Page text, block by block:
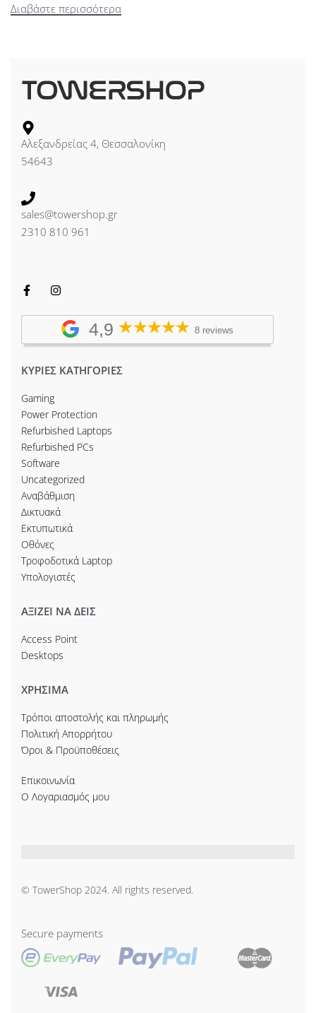
Διαβάστε περισσότερα
Αλεξανδρείας 4, Θεσσαλονίκη
54643
sales@towershop.gr
2310 810 961
4,9 8 reviews
ΚΥΡΙΕΣ ΚΑΤΗΓΟΡΙΕΣ
Gaming
Power Protection
Refurbished Laptops
Refurbished PCs
Software
Uncategorized
Αναβάθμιση
Δικτυακά
Εκτυπωτικά
Οθόνες
Τροφοδοτικά Laptop
Υπολογιστές
ΑΞΙΖΕΙ ΝΑ ΔΕΙΣ
Access Point
Desktops
ΧΡΗΣΙΜΑ
Τρόποι αποστολής και πληρωμής
Πολιτική Απορρήτου
Όροι & Προϋποθέσεις
Επικοινωνία
Ο Λογαριασμός μου
© TowerShop 2024. All rights reserved.
Secure payments